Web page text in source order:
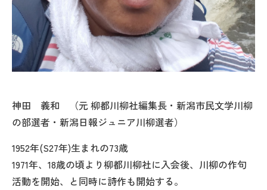
神田 義和 （元 柳都川柳社編集長・新潟市民文学川柳
の部選者・新潟日報ジュニア川柳選者）
1952年(S27年)生まれの73歳
1971年、18歳の頃より柳都川柳社に入会後、川柳の作句
活動を開始、と同時に詩作も開始する。